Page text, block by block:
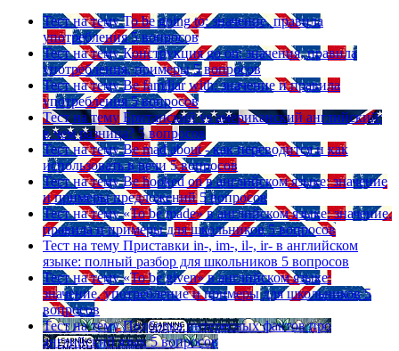
Тест на тему To be going to: значение, правила
употребления 5 вопросов
Тест на тему Конструкция go on: значения, правила
употребления, примеры 5 вопросов
Тест на тему Be familiar with: значение и правила
употребления 5 вопросов
Тест на тему Британский vs американский английский:
в чем разница? 5 вопросов
Тест на тему Be mad about - как переводится и как
использовать в речи 5 вопросов
Тест на тему Be hooked on в английском языке: значение
и примеры предложений 5 вопросов
Тест на тему «To be made» в английском языке: значение,
правила и примеры для школьников 5 вопросов
Тест на тему Приставки in-, im-, il-, ir- в английском
языке: полный разбор для школьников 5 вопросов
Тест на тему «To be given» в английском языке:
значение, употребление и примеры для школьников 5
вопросов
Тест на тему Подборка интересных фактов про
английский язык 5 вопросов